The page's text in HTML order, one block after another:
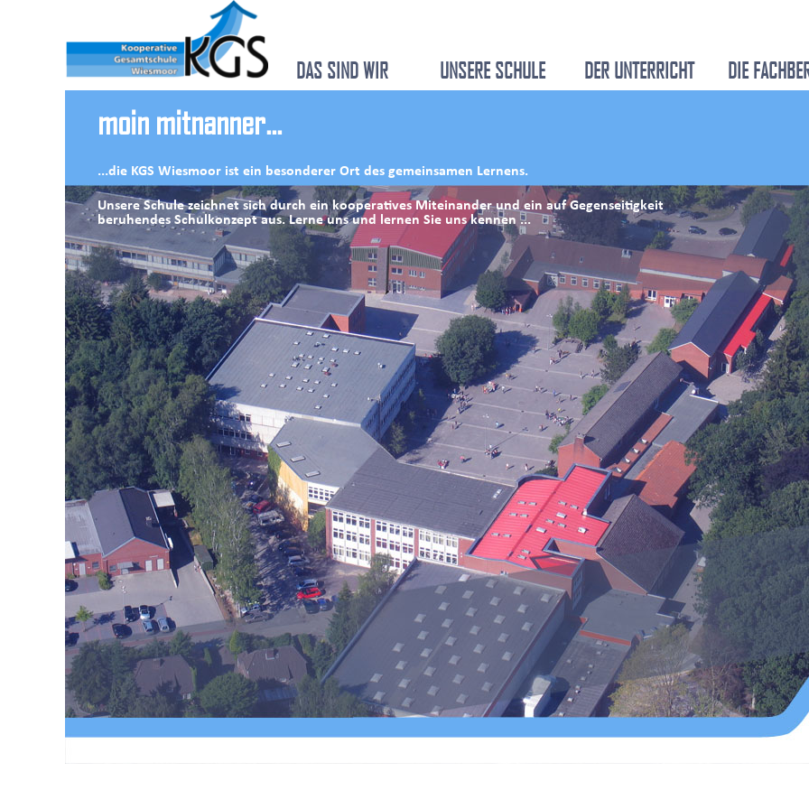
DAS SIND WIR UNSERE SCHULE DER UNTERRICHT DIE
moin mitnanner...
...die KGS Wiesmoor ist ein besonderer Ort des gemeinsamen Lernens.
Unsere Schule zeichnet sich durch ein kooperatives Miteinander und ein auf Gegenseitigkeit
beruhendes Schulkonzept aus. Lerne uns und lernen Sie uns kennen ...